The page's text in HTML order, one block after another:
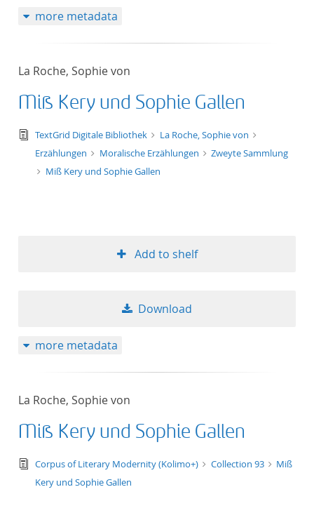
more metadata
La Roche, Sophie von
Miß Kery und Sophie Gallen
text/tg.edition+tg.aggregation+xml
TextGrid Digitale Bibliothek
La Roche, Sophie von
Erzählungen
Moralische Erzählungen
Zweyte Sammlung
Miß Kery und Sophie Gallen
Add to shelf
Download
more metadata
La Roche, Sophie von
Miß Kery und Sophie Gallen
text/tg.edition+tg.aggregation+xml
Corpus of Literary Modernity (Kolimo+) Collection 93
Miß
Kery und Sophie Gallen